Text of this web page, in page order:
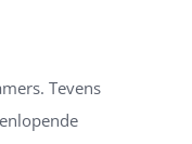
Tevens